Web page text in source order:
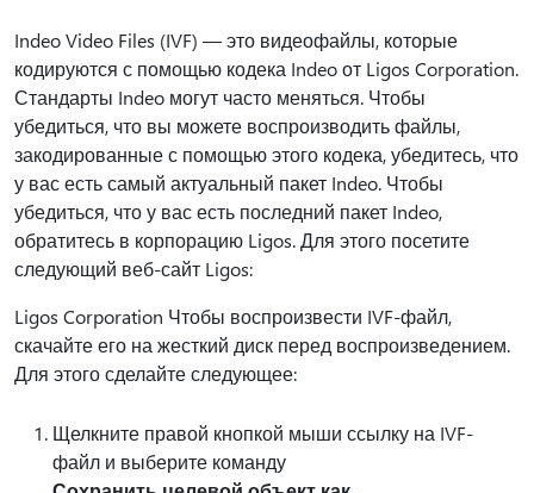
Indeo Video Files (IVF) — это видеофайлы, которые
кодируются с помощью кодека Indeo от Ligos Corporation.
Стандарты Indeo могут часто меняться. Чтобы
убедиться, что вы можете воспроизводить файлы,
закодированные с помощью этого кодека, убедитесь, что
у вас есть самый актуальный пакет Indeo. Чтобы
убедиться, что у вас есть последний пакет Indeo,
обратитесь в корпорацию Ligos. Для этого посетите
следующий веб-сайт Ligos:
Ligos Corporation Чтобы воспроизвести IVF-файл,
скачайте его на жесткий диск перед воспроизведением.
Для этого сделайте следующее:
Щелкните правой кнопкой мыши ссылку на IVF-
файл и выберите команду